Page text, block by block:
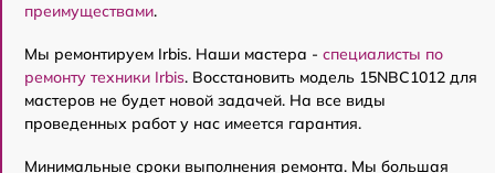
преимуществами.
Мы ремонтируем Irbis. Наши мастера - специалисты по
ремонту техники Irbis. Восстановить модель 15NBC1012 для
мастеров не будет новой задачей. На все виды
проведенных работ у нас имеется гарантия.
Минимальные сроки выполнения ремонта. Мы большая